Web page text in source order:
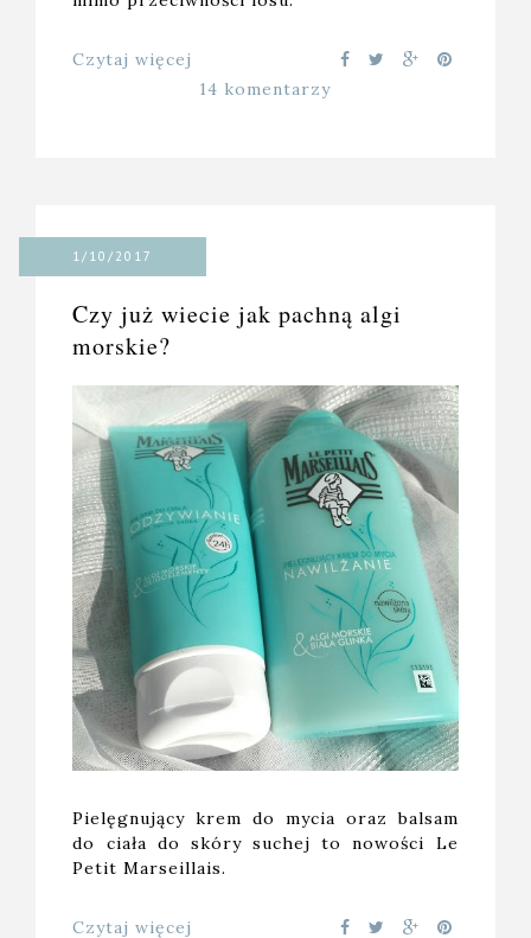
Czytaj więcej
14 komentarzy
1/10/2017
Czy już wiecie jak pachną algi
morskie?
Pielęgnujący krem do mycia oraz balsam
do ciała do skóry suchej to nowości Le
Petit Marseillais.
Czytaj więcej